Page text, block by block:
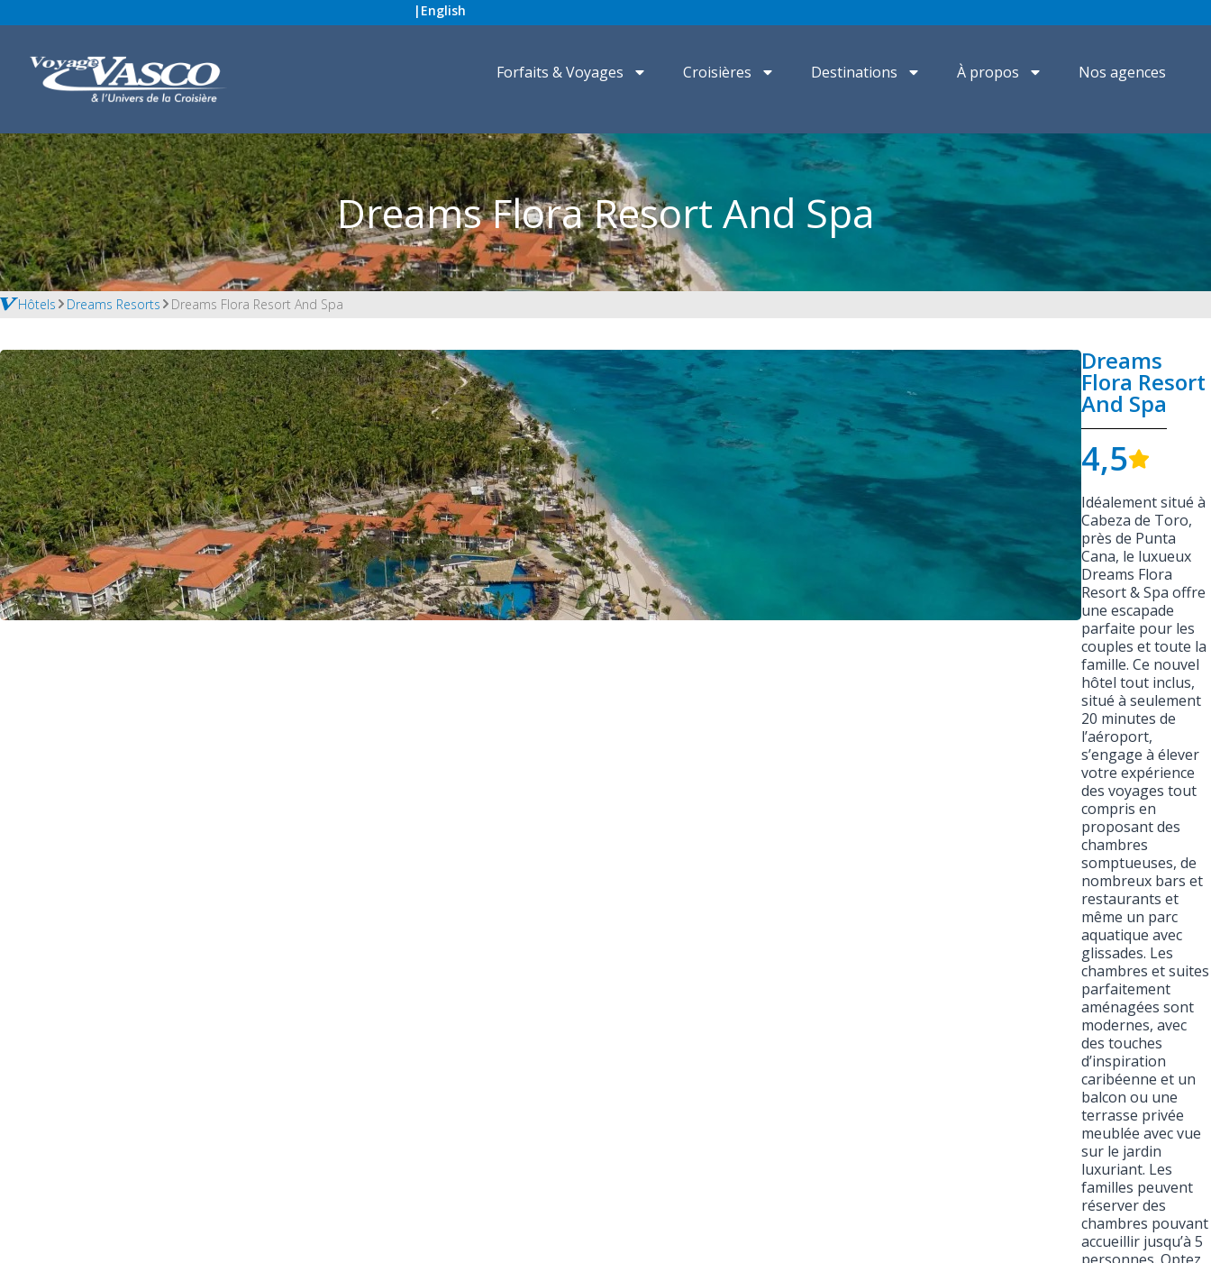
| English
Forfaits & Voyages Croisières Destinations À propos Nos agences
Dreams Flora Resort And Spa
Hôtels Dreams Resorts Dreams Flora Resort And Spa
Dreams
Flora Resort
And Spa
4,5
Idéalement situé à
Cabeza de Toro,
près de Punta
Cana, le luxueux
Dreams Flora
Resort & Spa offre
une escapade
parfaite pour les
couples et toute la
famille. Ce nouvel
hôtel tout inclus,
situé à seulement
20 minutes de
l’aéroport,
s’engage à élever
votre expérience
des voyages tout
compris en
proposant des
chambres
somptueuses, de
nombreux bars et
restaurants et
même un parc
aquatique avec
glissades. Les
chambres et suites
parfaitement
aménagées sont
modernes, avec
des touches
d’inspiration
caribéenne et un
balcon ou une
terrasse privée
meublée avec vue
sur le jardin
luxuriant. Les
familles peuvent
réserver des
chambres pouvant
accueillir jusqu’à 5